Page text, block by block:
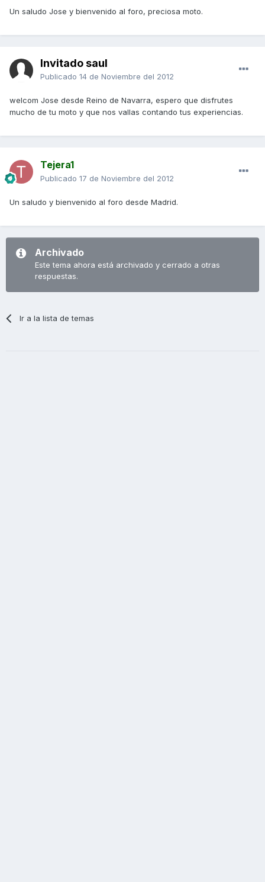
Un saludo Jose y bienvenido al foro, preciosa moto.
Invitado saul
Publicado 14 de Noviembre del 2012
welcom Jose desde Reino de Navarra, espero que disfrutes
mucho de tu moto y que nos vallas contando tus experiencias.
Tejera1
Publicado 17 de Noviembre del 2012
Un saludo y bienvenido al foro desde Madrid.
Archivado
Este tema ahora está archivado y cerrado a otras
respuestas.
Ir a la lista de temas